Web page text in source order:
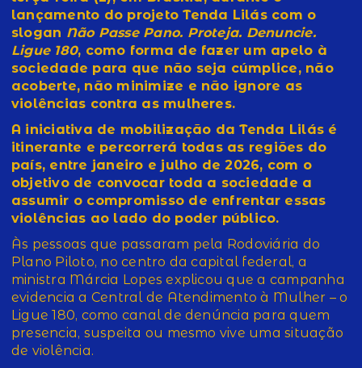
lançamento do projeto Tenda Lilás com o
slogan Não Passe Pano. Proteja. Denuncie.
Ligue 180, como forma de fazer um apelo à
sociedade para que não seja cúmplice, não
acoberte, não minimize e não ignore as
violências contra as mulheres.
A iniciativa de mobilização da Tenda Lilás é
itinerante e percorrerá todas as regiões do
país, entre janeiro e julho de 2026, com o
objetivo de convocar toda a sociedade a
assumir o compromisso de enfrentar essas
violências ao lado do poder público.
Às pessoas que passaram pela Rodoviária do
Plano Piloto, no centro da capital federal, a
ministra Márcia Lopes explicou que a campanha
evidencia a Central de Atendimento à Mulher – o
Ligue 180, como canal de denúncia para quem
presencia, suspeita ou mesmo vive uma situação
de violência.